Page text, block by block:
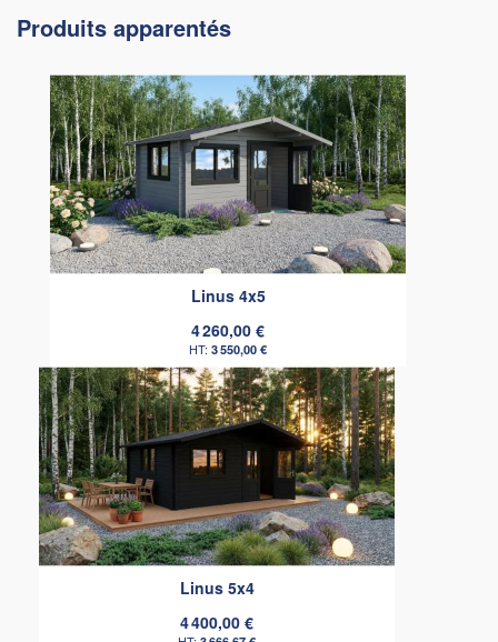
Produits apparentés
Linus 4x5
4 260,00 €
3 550,00 €
Linus 5x4
4 400,00 €